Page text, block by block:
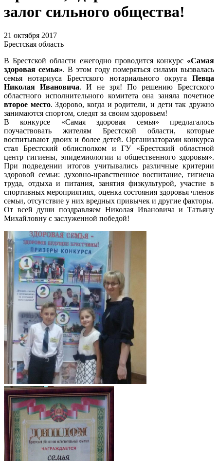
залог сильного общества!
21 октября 2017
Брестская область
В Брестской области ежегодно проводится конкурс «Самая
здоровая семья». В этом году померяться силами вызвалась
семья нотариуса Брестского нотариального округа Певца
Николая Ивановича. И не зря! По решению Брестского
областного исполнительного комитета она заняла почетное
второе место. Здорово, когда и родители, и дети так дружно
занимаются спортом, следят за своим здоровьем!
В конкурсе «Самая здоровая семья» предлагалось
поучаствовать жителям Брестской области, которые
воспитывают двоих и более детей. Организаторами конкурса
стал Брестский облисполком и ГУ «Брестский областной
центр гигиены, эпидемиологии и общественного здоровья».
При подведении итогов учитывались различные критерии
здоровой семьи: духовно-нравственное воспитание, гигиена
труда, отдыха и питания, занятия физкультурой, участие в
спортивных мероприятиях, оценка состояния здоровья членов
семьи, отсутствие у них вредных привычек и другие факторы.
От всей души поздравляем Николая Ивановича и Татьяну
Михайловну с заслуженной победой!